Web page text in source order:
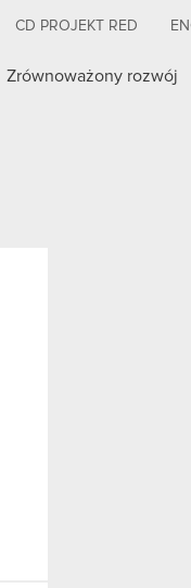
CD PROJEKT RED
Zrównoważony rozwój